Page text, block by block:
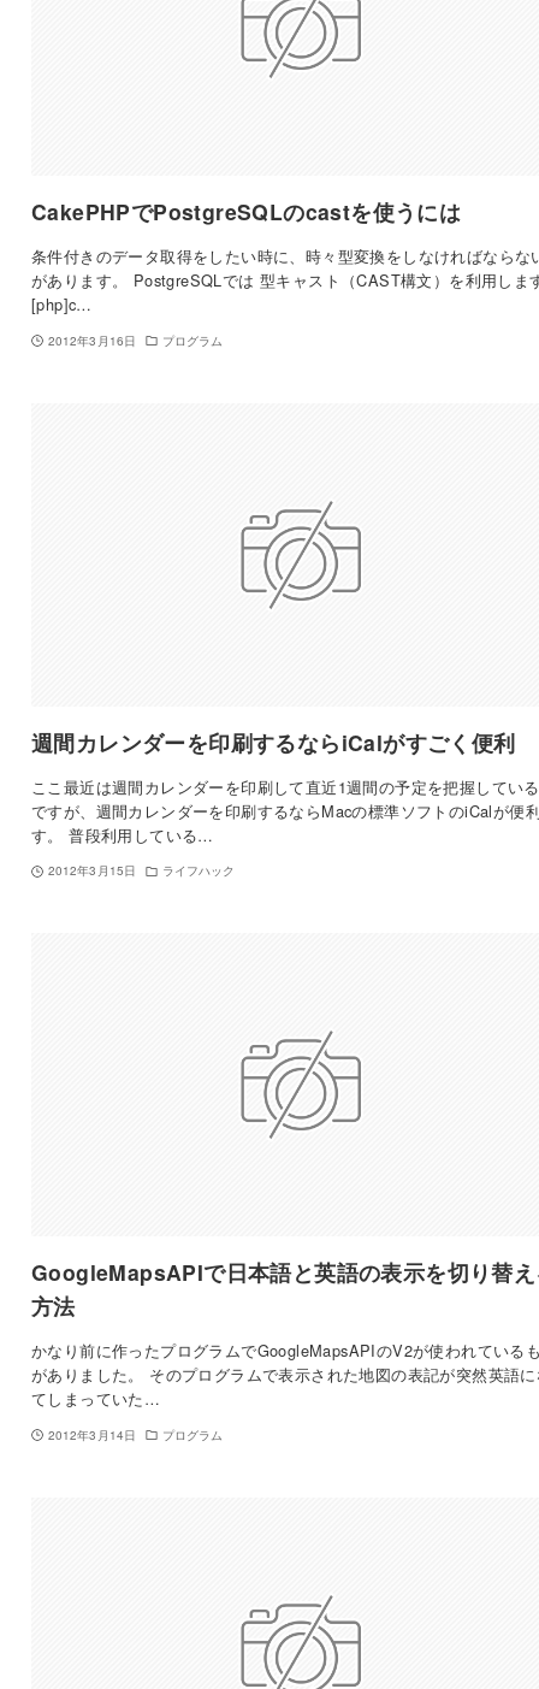
CakePHPでPostgreSQLのcastを使うには
条件付きのデータ取得をしたい時に、時々型変換をしなければならな
があります。 PostgreSQLでは 型キャスト（CAST構文）を利用しま
[php]c…
2012年3月16日 プログラム
週間カレンダーを印刷するならiCalがすごく便利
ここ最近は週間カレンダーを印刷して直近1週間の予定を把握してい
ですが、週間カレンダーを印刷するならMacの標準ソフトのiCalが便
す。 普段利用している…
2012年3月15日 ライフハック
GoogleMapsAPIで日本語と英語の表示を切り替
方法
かなり前に作ったプログラムでGoogleMapsAPIのV2が使われている
がありました。 そのプログラムで表示された地図の表記が突然英語
てしまっていた…
2012年3月14日 プログラム